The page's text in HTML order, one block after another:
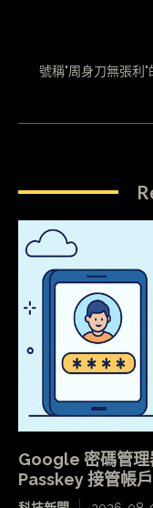
號稱"周身刀無張利
Google 密碼管
Passkey 接管帳戶